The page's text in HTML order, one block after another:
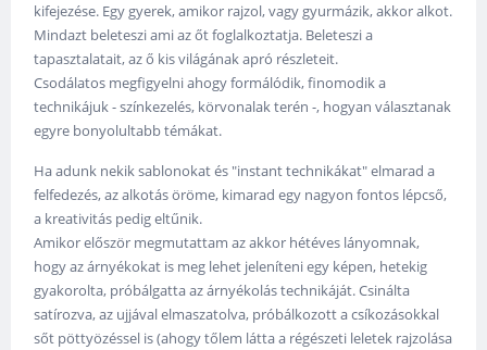
kifejezése. Egy gyerek, amikor rajzol, vagy gyurmázik, akkor alkot.
Mindazt beleteszi ami az őt foglalkoztatja. Beleteszi a
tapasztalatait, az ő kis világának apró részleteit.
Csodálatos megfigyelni ahogy formálódik, finomodik a
technikájuk - színkezelés, körvonalak terén -, hogyan választanak
egyre bonyolultabb témákat.
Ha adunk nekik sablonokat és "instant technikákat" elmarad a
felfedezés, az alkotás öröme, kimarad egy nagyon fontos lépcső,
a kreativitás pedig eltűnik.
Amikor először megmutattam az akkor hétéves lányomnak,
hogy az árnyékokat is meg lehet jeleníteni egy képen, hetekig
gyakorolta, próbálgatta az árnyékolás technikáját. Csinálta
satírozva, az ujjával elmaszatolva, próbálkozott a csíkozásokkal
sőt pöttyözéssel is (ahogy tőlem látta a régészeti leletek rajzolása